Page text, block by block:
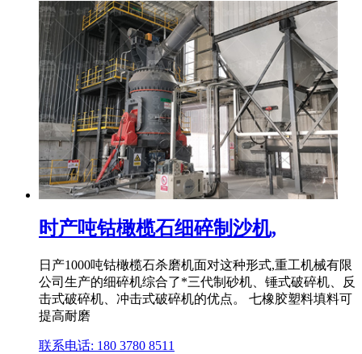
时产吨钴橄榄石细碎制沙机,
日产1000吨钴橄榄石杀磨机面对这种形式,重工机械有限
公司生产的细碎机综合了*三代制砂机、锤式破碎机、反
击式破碎机、冲击式破碎机的优点。 七橡胶塑料填料可
提高耐磨
联系电话: 180 3780 8511